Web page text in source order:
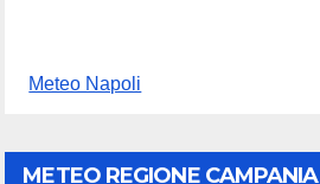
Meteo Napoli
METEO REGIONE CAMPANIA